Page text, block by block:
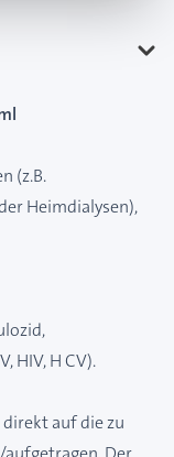
(z.B.
Heimdialysen),
HIV, H CV).
auf die zu